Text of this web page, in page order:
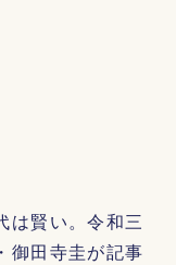
は賢い。令和三
御田寺圭が記事